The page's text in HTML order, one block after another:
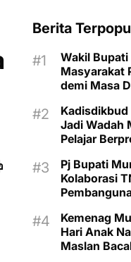
Berita
Wakil
Masyarakat
demi Masa
Kadisdikbud
Jadi Wadah
Pelajar
Pj Bupati
Kolaborasi
Kemenag
Hari Anak
Maslan